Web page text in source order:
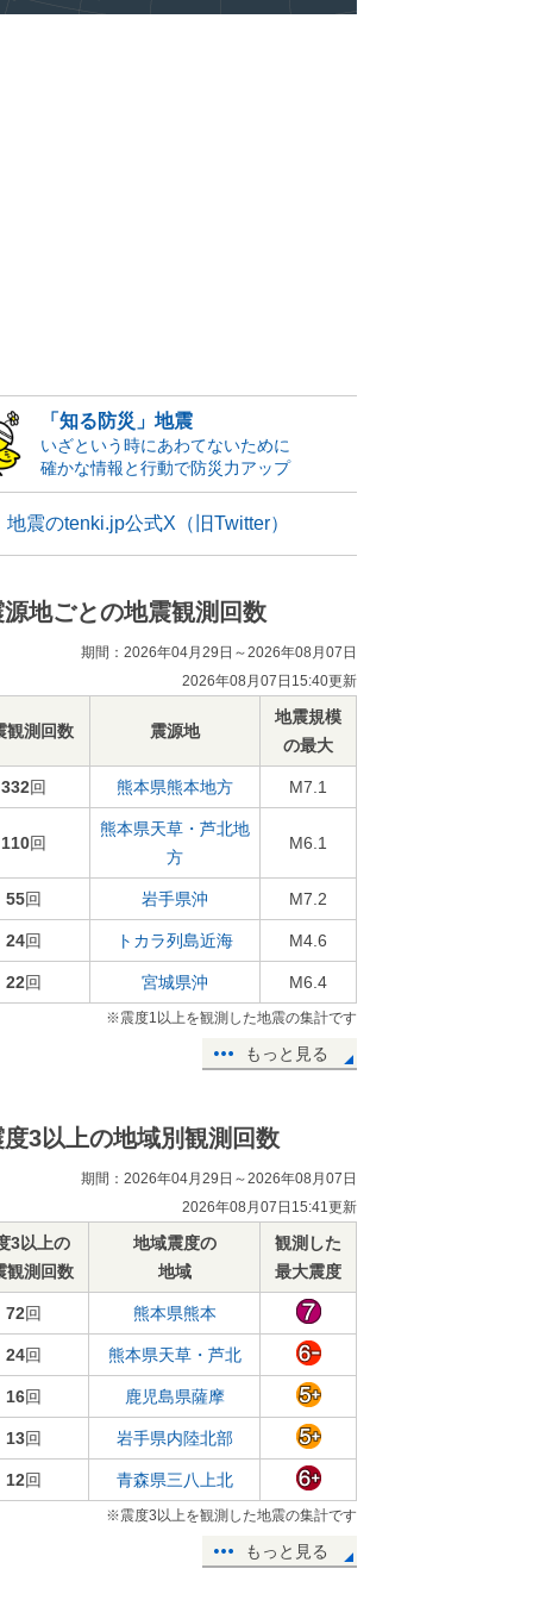
「知る防災」地震
いざという時にあわてないために
確かな情報と行動で防災力アップ
地震のtenki.jp公式X（旧Twitter）
源地ごとの地震観測回数
期間：2026年04月29日～2026年08月07日
2026年08月07日15:40更新
観測回数 震源地
地震規模
の最大
332回 熊本県熊本地方 M7.1
110回
熊本県天草・芦北地
方
M6.1
55回 岩手県沖 M7.2
24回 トカラ列島近海 M4.6
22回 宮城県沖 M6.4
※震度1以上を観測した地震の集計です
もっと見る
度3以上の地域別観測回数
期間：2026年04月29日～2026年08月07日
2026年08月07日15:41更新
3以上の
観測回数
地域震度の
地域
観測した
最大震度
72回 熊本県熊本
24回 熊本県天草・芦北
16回 鹿児島県薩摩
13回 岩手県内陸北部
12回 青森県三八上北
※震度3以上を観測した地震の集計です
もっと見る